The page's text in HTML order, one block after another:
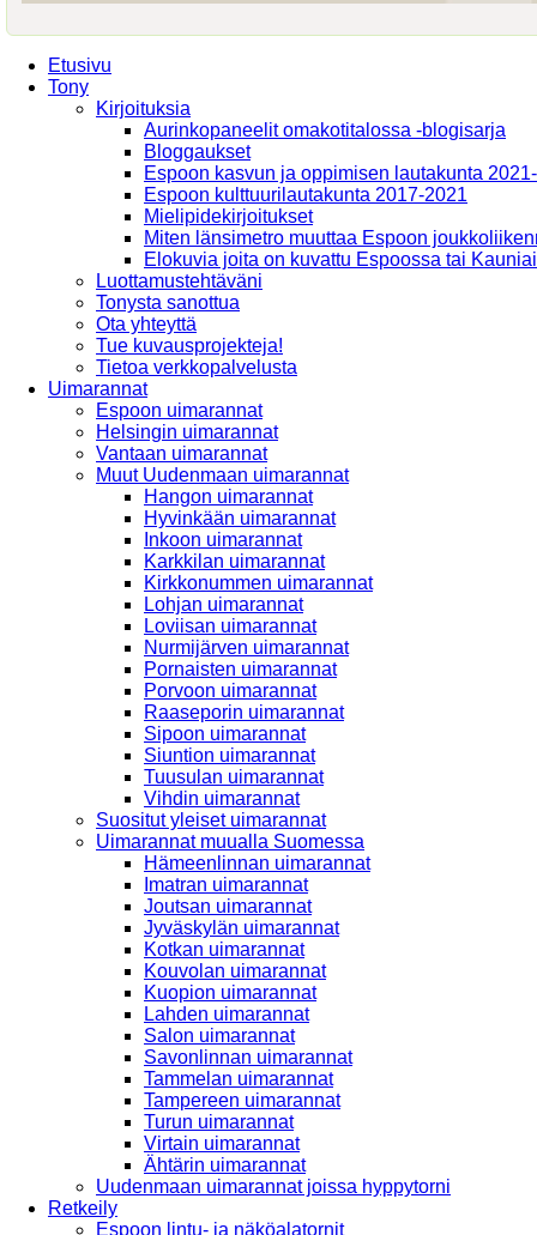
Etusivu
Tony
Kirjoituksia
Aurinkopaneelit omakotitalossa -blogisarja
Bloggaukset
Espoon kasvun ja oppimisen lautakunta
Espoon kulttuurilautakunta 2017-2021
Mielipidekirjoitukset
Miten länsimetro muuttaa Espoon
Elokuvia joita on kuvattu Espoossa tai
Luottamustehtäväni
Tonysta sanottua
Ota yhteyttä
Tue kuvausprojekteja!
Tietoa verkkopalvelusta
Uimarannat
Espoon uimarannat
Helsingin uimarannat
Vantaan uimarannat
Muut Uudenmaan uimarannat
Hangon uimarannat
Hyvinkään uimarannat
Inkoon uimarannat
Karkkilan uimarannat
Kirkkonummen uimarannat
Lohjan uimarannat
Loviisan uimarannat
Nurmijärven uimarannat
Pornaisten uimarannat
Porvoon uimarannat
Raaseporin uimarannat
Sipoon uimarannat
Siuntion uimarannat
Tuusulan uimarannat
Vihdin uimarannat
Suositut yleiset uimarannat
Uimarannat muualla Suomessa
Hämeenlinnan uimarannat
Imatran uimarannat
Joutsan uimarannat
Jyväskylän uimarannat
Kotkan uimarannat
Kouvolan uimarannat
Kuopion uimarannat
Lahden uimarannat
Salon uimarannat
Savonlinnan uimarannat
Tammelan uimarannat
Tampereen uimarannat
Turun uimarannat
Virtain uimarannat
Ähtärin uimarannat
Uudenmaan uimarannat joissa hyppytorni
Retkeily
Espoon lintu- ja näköalatornit